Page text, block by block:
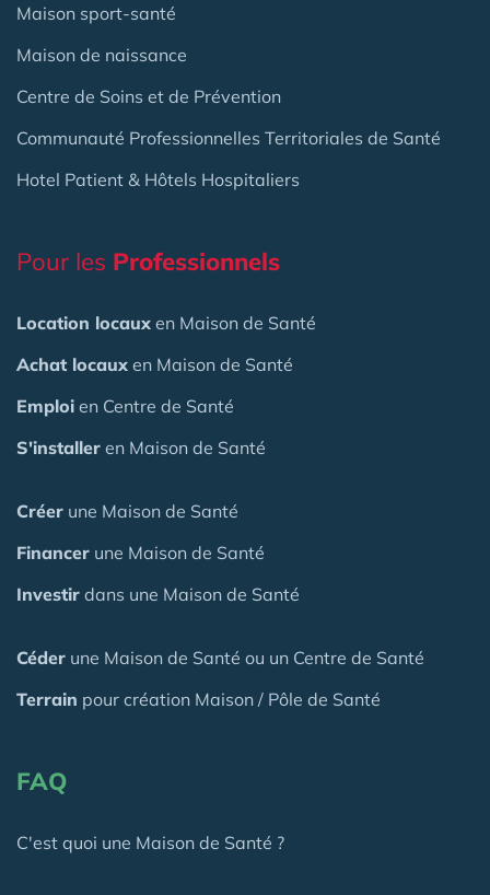
Maison sport-santé
Maison de naissance
Centre de Soins et de Prévention
Communauté Professionnelles Territoriales de Santé
Hotel Patient & Hôtels Hospitaliers
Pour les Professionnels
Location locaux en Maison de Santé
Achat locaux en Maison de Santé
Emploi en Centre de Santé
S'installer en Maison de Santé
Créer une Maison de Santé
Financer une Maison de Santé
Investir dans une Maison de Santé
Céder une Maison de Santé ou un Centre de Santé
Terrain pour création Maison / Pôle de Santé
FAQ
C'est quoi une Maison de Santé ?